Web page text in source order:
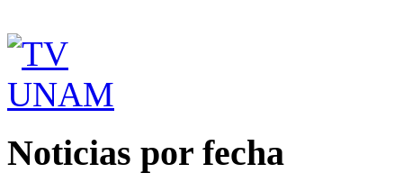
Noticias por fecha